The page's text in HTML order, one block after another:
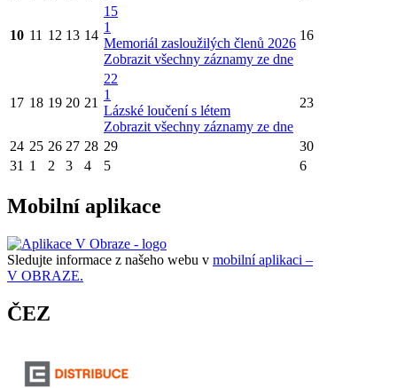
10 11 12 13 14
15
1
Memoriál zasloužilých členů 2026
Zobrazit všechny záznamy ze dne
16
17 18 19 20 21
22
1
Lázské loučení s létem
Zobrazit všechny záznamy ze dne
23
24 25 26 27 28 29
30
31 1 2 3 4 5 6
Mobilní aplikace
Sledujte informace z našeho webu v mobilní aplikaci –
V OBRAZE.
ČEZ